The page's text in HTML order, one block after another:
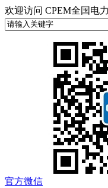
欢迎访问 CPEM全国电
官方微信